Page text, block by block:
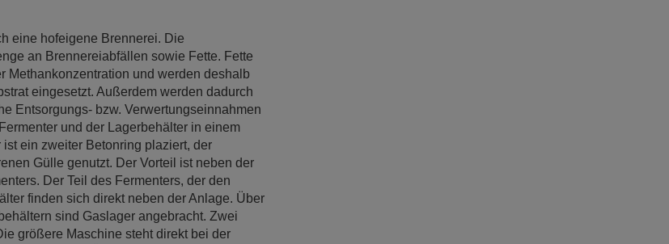
eine hofeigene Brennerei. Die
an Brennereiabfällen sowie Fette. Fette
Methankonzentration und werden deshalb
eingesetzt. Außerdem werden dadurch
Entsorgungs- bzw. Verwertungseinnahmen
und der Lagerbehälter in einem
ein zweiter Betonring plaziert, der
Gülle genutzt. Der Vorteil ist neben der
Der Teil des Fermenters, der den
finden sich direkt neben der Anlage. Über
sind Gaslager angebracht. Zwei
größere Maschine steht direkt bei der